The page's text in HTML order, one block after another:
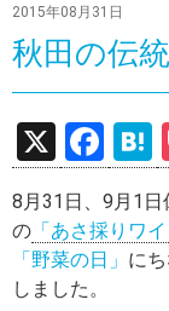
2015年08月31日
秋田の伝
X
F
a
ce
b
8月31日、9月1日
の 「あさ採りワ
「野菜の日」 に
しました。